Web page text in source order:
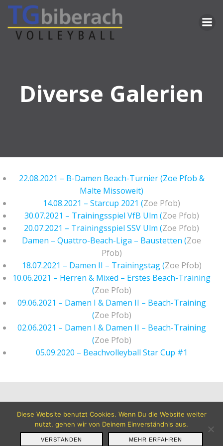
Inhalt
springen
Diverse Galerien
22.08.2021 – B-Damen Beach-Turnier (Zoe Pfob &
Malte Missoweit)
14.08.2021 – Starcup 2021 (Zoe Pfob)
30.07.2021 – Trainingsspiel VfB Ulm (Zoe Pfob)
20.07.2021 – Trainingsspiel SSV Ulm (Zoe Pfob)
Damen – Quattro-Beach-Liga – Baustetten (Zoe
Pfob)
18.07.2021 – Damen II – Trainingstag (Zoe Pfob)
10.06.2021 – Herren & Mixed – Erstes Beach-Training
(Zoe Pfob)
09.06.2021 – Damen I & Damen II – Beach-Training
(Zoe Pfob)
02.06.2021 – Damen I & Damen II – Beach-Training
(Zoe Pfob)
05.09.2020 – Beachvolleyball Star Cup #1
© 2026 TG Biberach Volleyball. Created for free using
WordPress andColibri
Diese Website benutzt Cookies. Wenn Du die Website weiter
nutzt, gehen wir von Deinem Einverständnis aus.
VERSTANDEN MEHR ERFAHREN